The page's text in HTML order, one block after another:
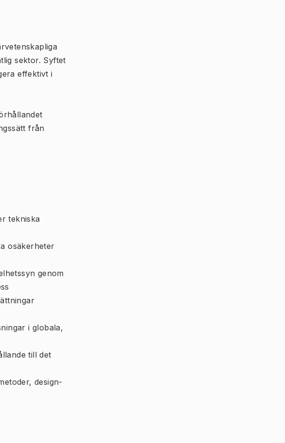
sektor. Syftet
effektivt i
från
tekniska
osäkerheter
genom
i globala,
till det
design-